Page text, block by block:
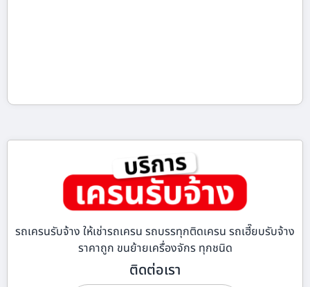
รถเครนรับจ้าง ให้เช่ารถเครน รถบรรทุกติดเครน รถเฮี๊ยบรับจ้าง
ราคาถูก ขนย้ายเครื่องจักร ทุกชนิด
ติดต่อเรา